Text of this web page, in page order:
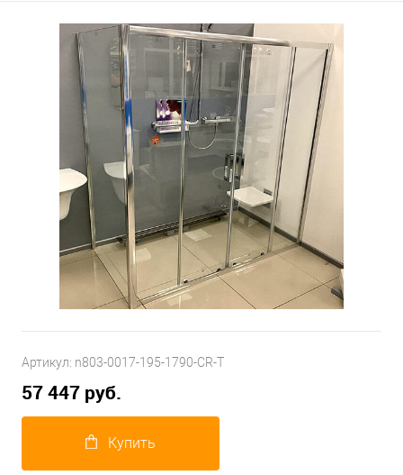
Артикул: n803-0017-195-1790-CR-T
57 447 руб.
Купить